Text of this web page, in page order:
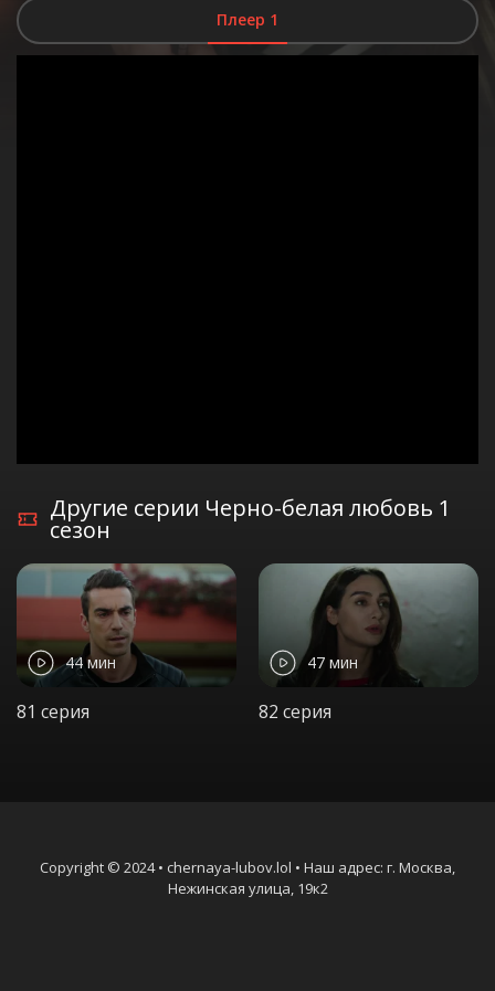
Плеер 1
Другие серии Черно-белая любовь 1
сезон
44 мин
81 серия
47 мин
82 серия
Copyright © 2024 • chernaya-lubov.lol • Наш адрес: г. Москва,
Нежинская улица, 19к2